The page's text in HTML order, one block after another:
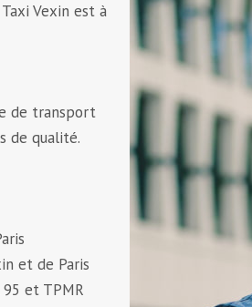
Vexin est à
de transport
de qualité.
et de Paris
et TPMR